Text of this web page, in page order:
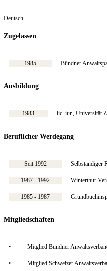
Deutsch
Zugelassen
1985 Bündner
Ausbildung
1983 lic. iur., Universität
Beruflicher Werdegang
Seit 1992 Selbständiger
1987 - 1992 Winterthur
1985 - 1987
Mitgliedschaften
• Mitglied Bündner
• Mitglied Schweizer